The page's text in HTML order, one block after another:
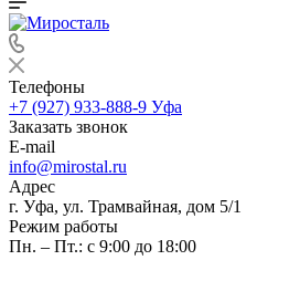
Телефоны
+7 (927) 933-888-9 Уфа
Заказать звонок
E-mail
info@mirostal.ru
Адрес
г. Уфа, ул. Трамвайная, дом 5/1
Режим работы
Пн. – Пт.: с 9:00 до 18:00